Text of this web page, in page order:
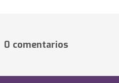
0 comentarios